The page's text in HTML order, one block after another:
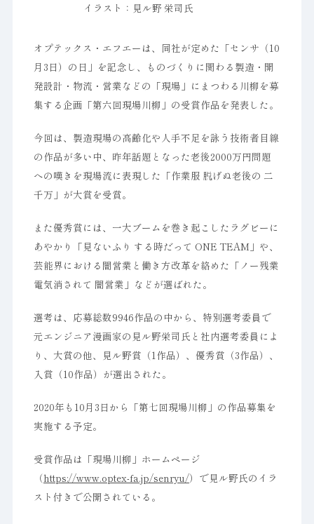
イラスト：見ル野 栄司氏
オプテックス・エフエーは、同社が定めた「センサ（10
月3日）の日」を記念し、ものづくりに関わる製造・開
発設計・物流・営業などの「現場」にまつわる川柳を募
集する企画「第六回現場川柳」の受賞作品を発表した。
今回は、製造現場の高齢化や人手不足を詠う技術者目線
の作品が多い中、昨年話題となった老後2000万円問題
への嘆きを現場流に表現した「作業服 脱げぬ老後の 二
千万」が大賞を受賞。
また優秀賞には、一大ブームを巻き起こしたラグビーに
あやかり「見ないふり する時だって ONE TEAM」や、
芸能界における闇営業と働き方改革を絡めた「ノー残業
電気消されて 闇営業」などが選ばれた。
選考は、応募総数9946作品の中から、特別選考委員で
元エンジニア漫画家の見ル野栄司氏と社内選考委員によ
り、大賞の他、見ル野賞（1作品）、優秀賞（3作品）、
入賞（10作品）が選出された。
2020年も10月3日から「第七回現場川柳」の作品募集を
実施する予定。
受賞作品は「現場川柳」ホームページ
（https://www.optex-fa.jp/senryu/）で見ル野氏のイラ
スト付きで公開されている。